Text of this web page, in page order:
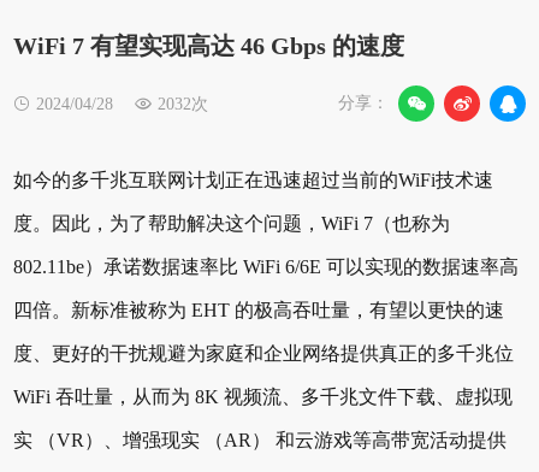
WiFi 7 有望实现高达 46 Gbps 的速度
 2024/04/28  2032次 分享：
如今的多千兆互联网计划正在迅速超过当前的WiFi技术速
度。因此，为了帮助解决这个问题，WiFi 7（也称为
802.11be）承诺数据速率比 WiFi 6/6E 可以实现的数据速率高
四倍。新标准被称为 EHT 的极高吞吐量，有望以更快的速
度、更好的干扰规避为家庭和企业网络提供真正的多千兆位
WiFi 吞吐量，从而为 8K 视频流、多千兆文件下载、虚拟现
实 （VR）、增强现实 （AR） 和云游戏等高带宽活动提供